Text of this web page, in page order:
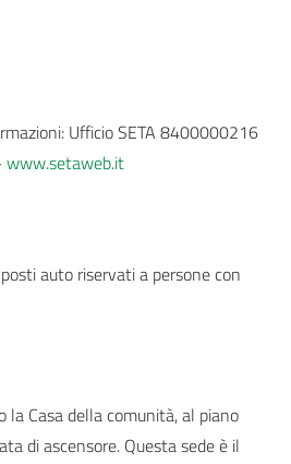
Ufficio SETA 8400000216
www.setaweb.it
auto riservati a persone con
la Casa della comunità, al piano
di ascensore. Questa sede è il